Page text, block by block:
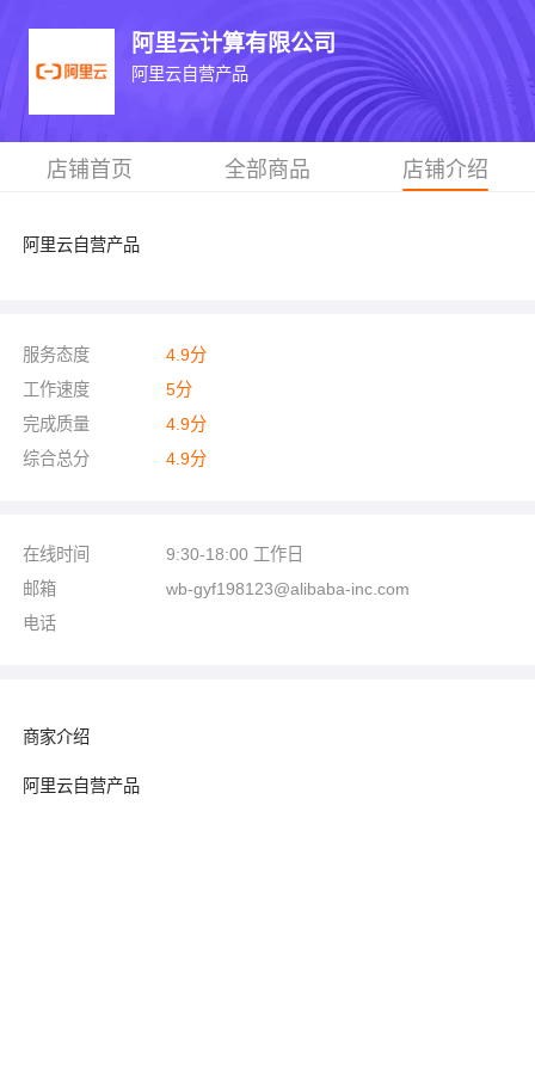
阿里云计算有限公司
阿里云自营产品
店铺首页 全部商品 店铺介绍
阿里云自营产品
服务态度 4.9分
工作速度
5分
完成质量
4.9分
综合总分
4.9分
在线时间
9:30-18:00 工作日
邮箱
wb-gyf198123@alibaba-inc.com
电话
商家介绍
阿里云自营产品